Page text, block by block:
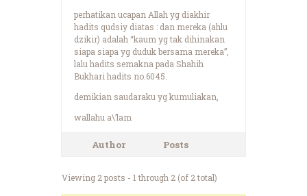
perhatikan ucapan Allah yg diakhir
hadits qudsiy diatas : dan mereka (ahlu
dzikir) adalah “kaum yg tak dihinakan
siapa siapa yg duduk bersama mereka”,
lalu hadits semakna pada Shahih
Bukhari hadits no.6045.
demikian saudaraku yg kumuliakan,
wallahu a\’lam
Author Posts
Viewing 2 posts - 1 through 2 (of 2 total)